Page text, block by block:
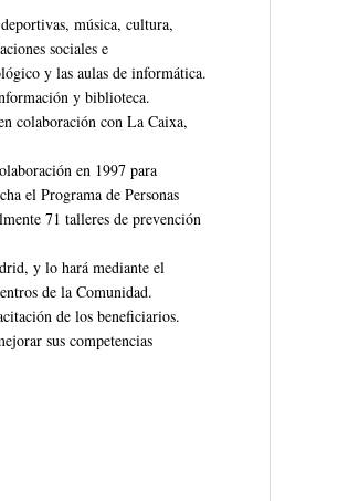
música, cultura,
sociales e
y las aulas de informática.
y biblioteca.
colaboración con La Caixa,
en 1997 para
el Programa de Personas
71 talleres de prevención
y lo hará mediante el
de la Comunidad.
de los beneficiarios.
sus competencias